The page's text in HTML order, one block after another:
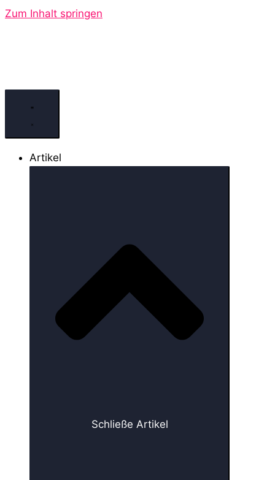
Zum Inhalt springen
Artikel
Schließe Artikel